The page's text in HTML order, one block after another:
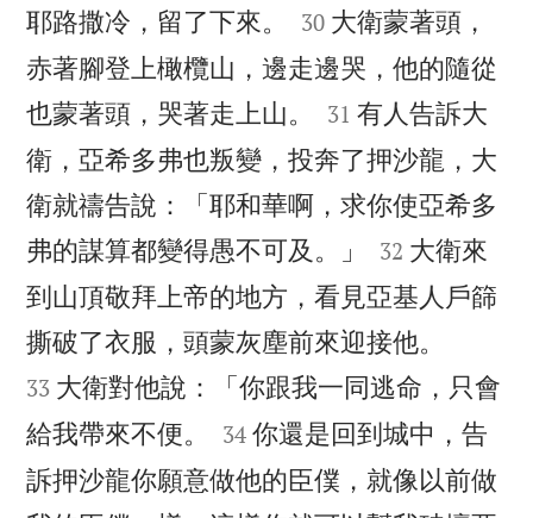
耶路撒冷，留了下來。


30 大衛蒙著頭，
赤著腳登上橄欖山，邊走邊哭，他的隨從
也蒙著頭，哭著走上山。


31 有人告訴大
衛，亞希多弗也叛變，投奔了押沙龍，大
衛就禱告說：「耶和華啊，求你使亞希多
弗的謀算都變得愚不可及。」


32 大衛來
到山頂敬拜上帝的地方，看見亞基人戶篩
撕破了衣服，頭蒙灰塵前來迎接他。
33 大衛對他說：「你跟我一同逃命，只會
給我帶來不便。


34 你還是回到城中，告
訴押沙龍你願意做他的臣僕，就像以前做